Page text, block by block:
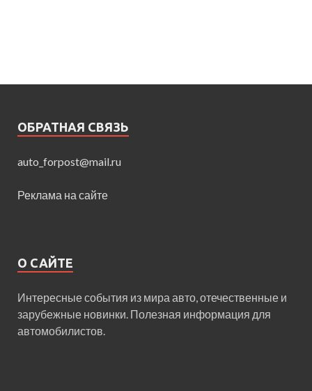
ОБРАТНАЯ СВЯЗЬ
auto_forpost@mail.ru
Реклама на сайте
О САЙТЕ
Интересные события из мира авто, отечественные и
зарубежные новинки. Полезная информация для
автомобилистов.